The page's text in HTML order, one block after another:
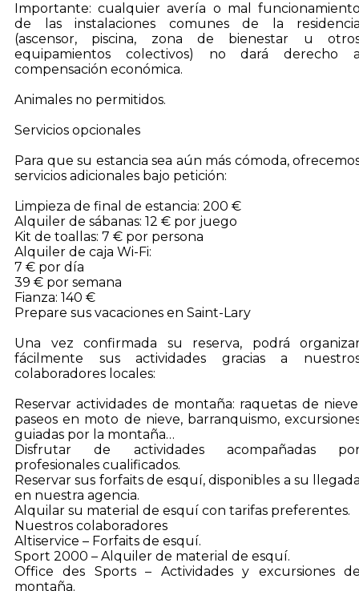
Importante: cualquier avería o mal
de las instalaciones comunes de la
(ascensor, piscina, zona de bienestar u
equipamientos colectivos) no dará derecho
compensación económica.
Animales no permitidos.
Servicios opcionales
Para que su estancia sea aún más cómoda,
servicios adicionales bajo petición:
Limpieza de final de estancia: 200 €
Alquiler de sábanas: 12 € por juego
Kit de toallas: 7 € por persona
Alquiler de caja Wi-Fi:
7 € por día
39 € por semana
Fianza: 140 €
Prepare sus vacaciones en Saint-Lary
Una vez confirmada su reserva, podrá
fácilmente sus actividades gracias a
colaboradores locales:
Reservar actividades de montaña: raquetas de
paseos en moto de nieve, barranquismo,
guiadas por la montaña…
Disfrutar de actividades acompañadas
profesionales cualificados.
Reservar sus forfaits de esquí, disponibles a su
en nuestra agencia.
Alquilar su material de esquí con tarifas preferentes.
Nuestros colaboradores
Altiservice – Forfaits de esquí.
Sport 2000 – Alquiler de material de esquí.
Office des Sports – Actividades y excursiones
montaña.